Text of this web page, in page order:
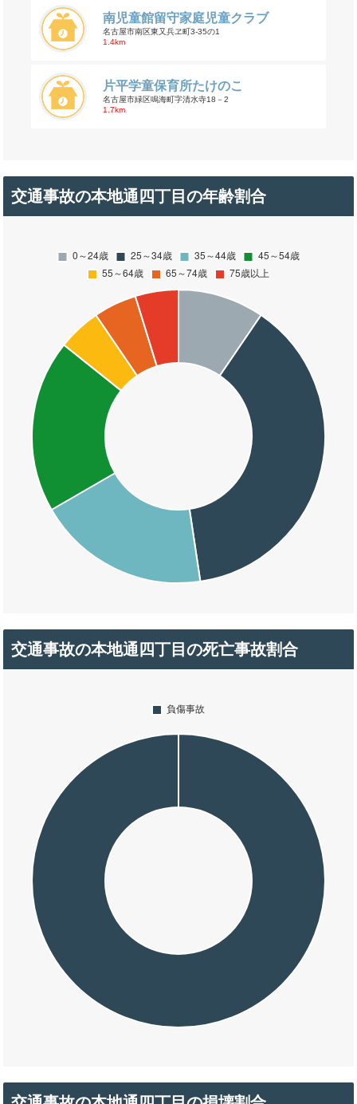
南児童館留守家庭児童クラブ
名古屋市南区東又兵ヱ町3-35の1
1.4km
片平学童保育所たけのこ
名古屋市緑区鳴海町字清水寺18－2
1.7km
交通事故の本地通四丁目の年齢割合
交通事故の本地通四丁目の死亡事故割合